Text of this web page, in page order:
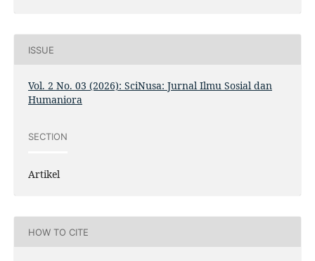
ISSUE
Vol. 2 No. 03 (2026): SciNusa: Jurnal Ilmu Sosial dan
Humaniora
SECTION
Artikel
HOW TO CITE